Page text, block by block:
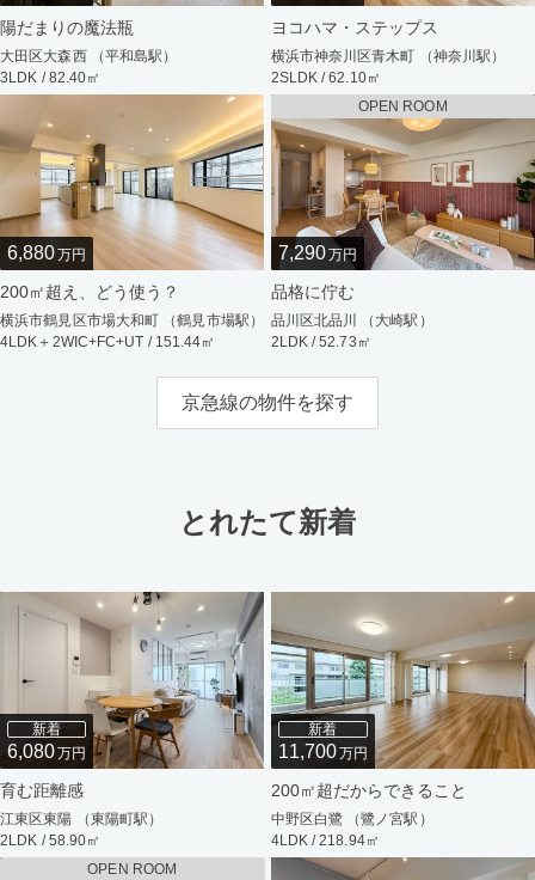
陽だまりの魔法瓶
大田区大森西 （平和島駅）
3LDK / 82.40㎡
ヨコハマ・ステップス
横浜市神奈川区青木町 （神奈川駅）
2SLDK / 62.10㎡
6,880万円
200㎡超え、どう使う？
横浜市鶴見区市場大和町 （鶴見市場駅）
4LDK＋2WIC+FC+UT / 151.44㎡
OPEN ROOM
7,290万円
品格に佇む
品川区北品川 （大崎駅）
2LDK / 52.73㎡
京急線の物件を探す
とれたて新着
新着
6,080万円
育む距離感
江東区東陽 （東陽町駅）
2LDK / 58.90㎡
新着
11,700万円
200㎡超だからできること
中野区白鷺 （鷺ノ宮駅）
4LDK / 218.94㎡
OPEN ROOM